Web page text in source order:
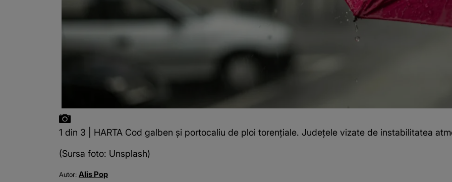
1 din 3 | HARTA Cod galben și portocaliu de ploi torențiale. Județele vizate de instabilitatea
(Sursa foto: Unsplash)
Autor: Alis Pop